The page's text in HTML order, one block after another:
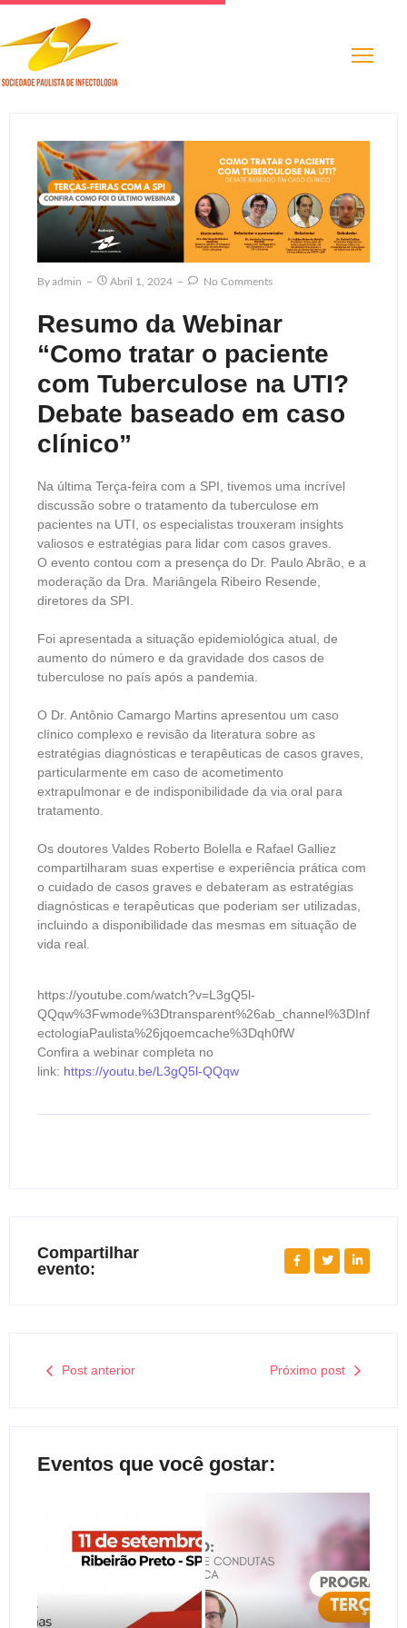
ByAdmin Abril 1, 2024 No Comments
Resumo da Webinar
“Como tratar o paciente
com Tuberculose na UTI?
Debate baseado em caso
clínico”
Na última Terça-feira com a SPI, tivemos uma incrível
discussão sobre o tratamento da tuberculose em
pacientes na UTI, os especialistas trouxeram insights
valiosos e estratégias para lidar com casos graves.
O evento contou com a presença do Dr. Paulo Abrão, e a
moderação da Dra. Mariângela Ribeiro Resende,
diretores da SPI.
Foi apresentada a situação epidemiológica atual, de
aumento do número e da gravidade dos casos de
tuberculose no país após a pandemia.
O Dr. Antônio Camargo Martins apresentou um caso
clínico complexo e revisão da literatura sobre as
estratégias diagnósticas e terapêuticas de casos graves,
particularmente em caso de acometimento
extrapulmonar e de indisponibilidade da via oral para
tratamento.
Os doutores Valdes Roberto Bolella e Rafael Galliez
compartilharam suas expertise e experiência prática com
o cuidado de casos graves e debateram as estratégias
diagnósticas e terapêuticas que poderiam ser utilizadas,
incluindo a disponibilidade das mesmas em situação de
vida real.
https://youtube.com/watch?v=L3gQ5l-
QQqw%3Fwmode%3Dtransparent%26ab_channel%3DInf
ectologiaPaulista%26jqoemcache%3Dqh0fW
Confira a webinar completa no
link: https://youtu.be/L3gQ5l-QQqw
Compartilhar
evento:
Post anterior Próximo post
Eventos que você gostar: